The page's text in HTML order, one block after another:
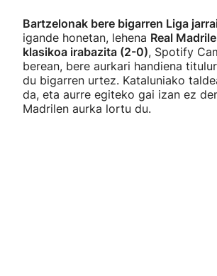
Bartzelonak bere bigarren Liga
igande honetan, lehena Real
klasikoa irabazita (2-0), Spotify
berean, bere aurkari handiena
du bigarren urtez. Kataluniako
da, eta aurre egiteko gai izan ez
Madrilen aurka lortu du.